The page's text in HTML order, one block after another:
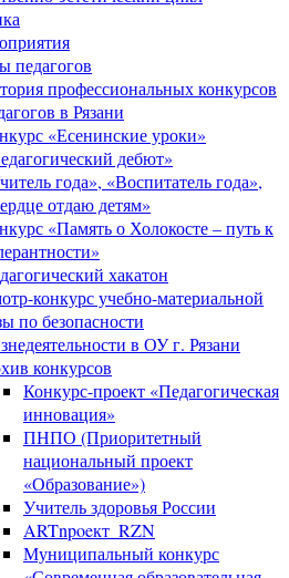
педагогов
профессиональных конкурсов
в Рязани
«Есенинские уроки»
дебют»
года», «Воспитатель года»,
отдаю детям»
«Память о Холокосте – путь к
хакатон
конкурс учебно-материальной
по безопасности
в ОУ г. Рязани
конкурсов
Конкурс-проект «Педагогическая
инновация»
ПНПО (Приоритетный
национальный проект
«Образование»)
Учитель здоровья России
ARTnpoeкт_RZN
Муниципальный конкурс